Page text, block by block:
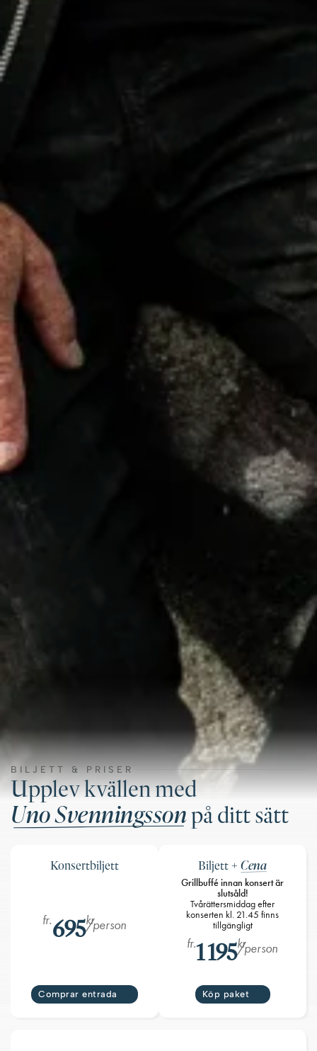
BILJETT & PRISER
Upplev kvällen med
Uno Svenningssonpå ditt sätt
Konsertbiljett
fr.695kr
/person
Comprar entrada
Biljett + Cena
Grillbuffé innan konsert är
slutsåld!
Tvårättersmiddag efter
konserten kl. 21.45 finns
tillgängligt
fr.1 195kr
/person
Köp paket